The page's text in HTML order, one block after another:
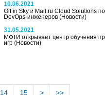
10.06.2021
Git in Sky и Mail.ru Cloud Solutions
DevOps-инженеров (Новости)
31.05.2021
МФТИ открывает центр обучения
игр (Новости)
14 15 > >>